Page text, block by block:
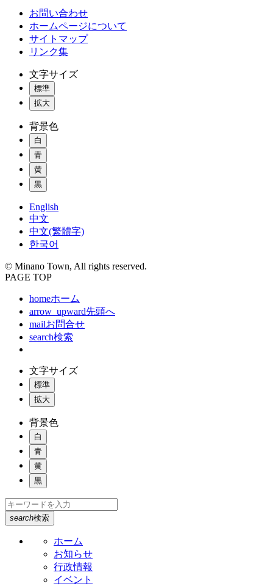
お問い合わせ
ホームページについて
サイトマップ
リンク集
文字サイズ
標準
拡大
背景色
白
青
黄
黒
English
中文
中文(繁體字)
한국어
© Minano Town, All rights reserved.
PAGE TOP
homeホーム
arrow_upward先頭へ
mailお問合せ
search検索
文字サイズ
標準
拡大
背景色
白
青
黄
黒
search検索
ホーム
お知らせ
行政情報
イベント